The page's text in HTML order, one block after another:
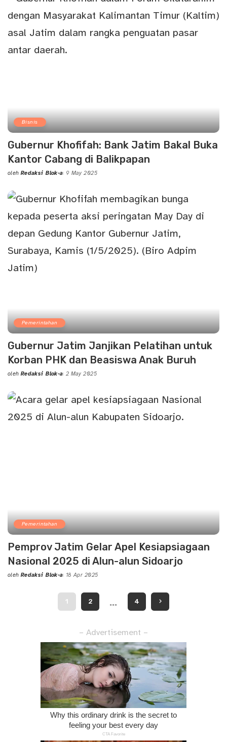
Bisnis
Gubernur Khofifah: Bank Jatim Bakal Buka
Kantor Cabang di Balikpapan
Posted
oleh Redaksi Blok-a 9 May 2025
Pemerintahan
Gubernur Jatim Janjikan Pelatihan untuk
Korban PHK dan Beasiswa Anak Buruh
Posted
oleh Redaksi Blok-a 2 May 2025
Pemerintahan
Pemprov Jatim Gelar Apel Kesiapsiagaan
Nasional 2025 di Alun-alun Sidoarjo
Posted
oleh Redaksi Blok-a 18 Apr 2025
1 2 … 4
– Advertisement –